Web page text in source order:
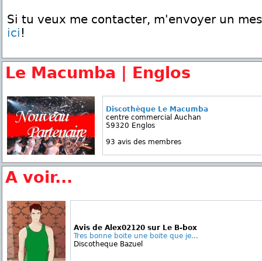
Si tu veux me contacter, m'envoyer un
ici !
Le Macumba | Englos
Discothèque Le Macumba
centre commercial Auchan
59320 Englos
93 avis des membres
A voir...
Avis de Alex02120 sur Le B-box
Tres bonne boite une boite que je...
Discotheque Bazuel